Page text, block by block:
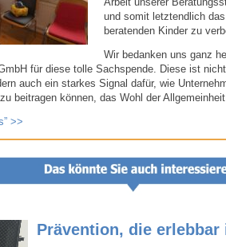
und somit letztendlich
beratenden Kinder zu
Wir bedanken uns ganz
für diese tolle Sachspende. Diese ist
auch ein starkes Signal dafür, wie
beitragen können, das Wohl der
>>
Prävention, die erlebbar